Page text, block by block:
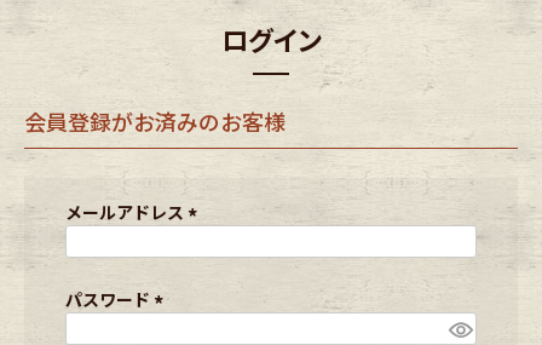
マイページ
ご利用ガイド International Shipping
店舗紹介 特集一覧
スタッフコーディネート
ログイン
会員登録がお済みのお客様
メールアドレス
)
パスワード